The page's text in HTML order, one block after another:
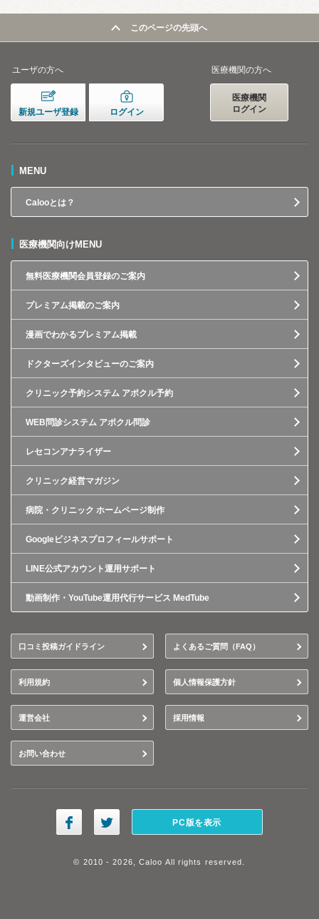
このページの先頭へ
ユーザの方へ
新規ユーザ登録 ログイン
医療機関の方へ
医療機関
ログイン
MENU
Calooとは？
医療機関向けMENU
無料医療機関会員登録のご案内
プレミアム掲載のご案内
漫画でわかるプレミアム掲載
ドクターズインタビューのご案内
クリニック予約システム アポクル予約
WEB問診システム アポクル問診
レセコンアナライザー
クリニック経営マガジン
病院・クリニック ホームページ制作
Googleビジネスプロフィールサポート
LINE公式アカウント運用サポート
動画制作・YouTube運用代行サービス MedTube
口コミ投稿ガイドライン よくあるご質問（FAQ）
利用規約 個人情報保護方針
運営会社 採用情報
お問い合わせ
PC版を表示
© 2010 - 2026, Caloo All rights reserved.